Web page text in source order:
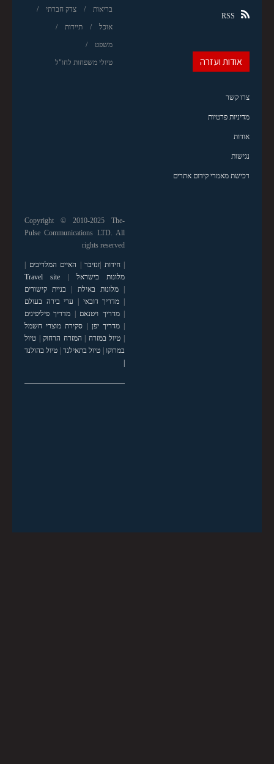
בריאות צדק חברתי
אוכל תיירות
משפט
טיולי משפחות לחו"ל
RSS
אודות ועזרה
צרו קשר
מדיניות פרטיות
אודות
נגישות
רכישת מאמרי קידום אתרים
Copyright © 2010-2025 The-
Pulse Communications LTD. All
rights reserved
|חידות זנזיבר האיים המלדיבים
מלונות בישראל
Travel site
|מלונות באילת
בניית קישורים
מדריך דובאי
ערי בירה בעולם
|מדריך ויטנאם
מדריך פיליפינים
|מדריך יפן
סקירת מוצרי חשמל
טיול במזרח המזרח הרחוק| טיול
במרוקו| טיול בתאילנד| טיול בהולנד